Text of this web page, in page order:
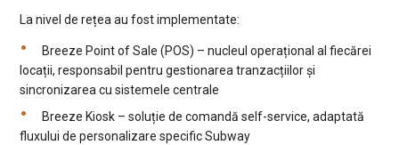
La nivel de rețea au fost implementate:
Breeze Point of Sale (POS) – nucleul operațional al fiecărei
locații, responsabil pentru gestionarea tranzacțiilor și
sincronizarea cu sistemele centrale
Breeze Kiosk – soluție de comandă self-service, adaptată
fluxului de personalizare specific Subway